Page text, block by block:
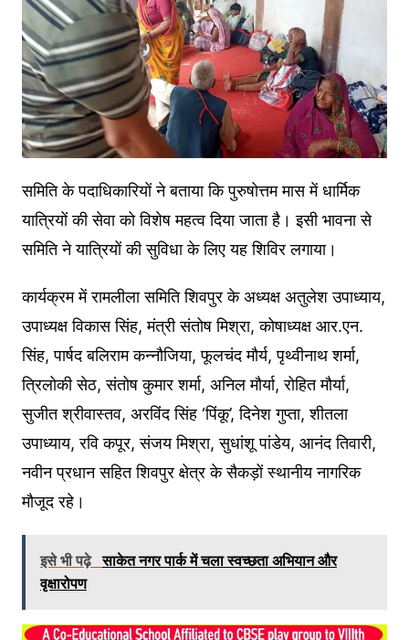
समिति के पदाधिकारियों ने बताया कि पुरुषोत्तम मास में धार्मिक
यात्रियों की सेवा को विशेष महत्व दिया जाता है। इसी भावना से
समिति ने यात्रियों की सुविधा के लिए यह शिविर लगाया।
कार्यक्रम में रामलीला समिति शिवपुर के अध्यक्ष अतुलेश उपाध्याय,
उपाध्यक्ष विकास सिंह, मंत्री संतोष मिश्रा, कोषाध्यक्ष आर.एन.
सिंह, पार्षद बलिराम कन्नौजिया, फूलचंद मौर्य, पृथ्वीनाथ शर्मा,
त्रिलोकी सेठ, संतोष कुमार शर्मा, अनिल मौर्या, रोहित मौर्या,
सुजीत श्रीवास्तव, अरविंद सिंह ‘पिंकू’, दिनेश गुप्ता, शीतला
उपाध्याय, रवि कपूर, संजय मिश्रा, सुधांशू पांडेय, आनंद तिवारी,
नवीन प्रधान सहित शिवपुर क्षेत्र के सैकड़ों स्थानीय नागरिक
मौजूद रहे।
इसे भी पढ़े साकेत नगर पार्क में चला स्वच्छता अभियान और
वृक्षारोपण